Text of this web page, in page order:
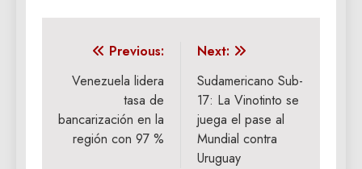
Navegación
de
entradas
Previous:
Venezuela lidera
tasa de
bancarización en la
región con 97 %
Next:
Sudamericano Sub-
17: La Vinotinto se
juega el pase al
Mundial contra
Uruguay